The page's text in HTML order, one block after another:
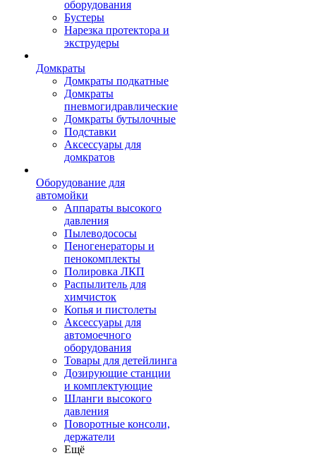
оборудования
Бустеры
Нарезка протектора и
экструдеры
Домкраты
Домкраты подкатные
Домкраты
пневмогидравлические
Домкраты бутылочные
Подставки
Аксессуары для
домкратов
Оборудование для
автомойки
Аппараты высокого
давления
Пылеводососы
Пеногенераторы и
пенокомплекты
Полировка ЛКП
Распылитель для
химчисток
Копья и пистолеты
Аксессуары для
автомоечного
оборудования
Товары для детейлинга
Дозирующие станции
и комплектующие
Шланги высокого
давления
Поворотные консоли,
держатели
Ещё